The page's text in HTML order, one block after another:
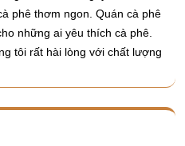
phê thơm ngon. Quán cà phê
những ai yêu thích cà phê.
tôi rất hài lòng với chất lượng